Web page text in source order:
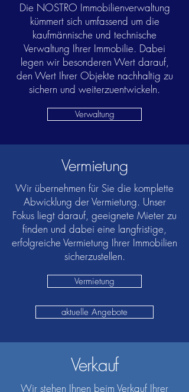
Die NOSTRO Immobilienverwaltung
kümmert sich umfassend um die
kaufmännische und technische
Verwaltung Ihrer Immobilie. Dabei
legen wir besonderen Wert darauf,
den Wert Ihrer Objekte nachhaltig zu
sichern und weiterzuentwickeln.
Verwaltung
Vermietung
Wir übernehmen für Sie die komplette
Abwicklung der Vermietung. Unser
Fokus liegt darauf, geeignete Mieter zu
finden und dabei eine langfristige,
erfolgreiche Vermietung Ihrer Immobilien
sicherzustellen.
Vermietung
aktuelle Angebote
Verkauf
Wir stehen Ihnen beim Verkauf Ihrer